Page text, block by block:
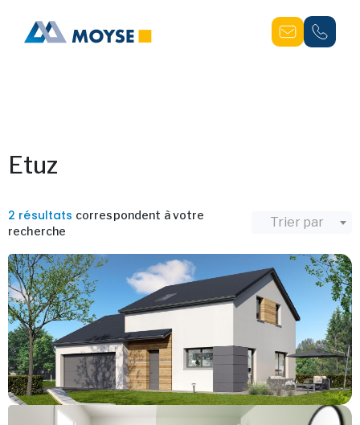
Etuz
2 résultats correspondent à votre
recherche
Trier par